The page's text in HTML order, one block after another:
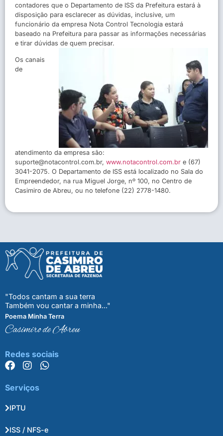
contadores que o Departamento de ISS da Prefeitura estará à
disposição para esclarecer as dúvidas, inclusive, um
funcionário da empresa Nota Control Tecnologia estará
baseado na Prefeitura para passar as informações necessárias
e tirar dúvidas de quem precisar.
Os canais
de
atendimento da empresa são:
suporte@notacontrol.com.br, www.notacontrol.com.br e (67)
3041-2075. O Departamento de ISS está localizado no Sala do
Empreendedor, na rua Miguel Jorge, nº 100, no Centro de
Casimiro de Abreu, ou no telefone (22) 2778-1480.
"Todos cantam a sua terra
Também vou cantar a minha..."
Poema Minha Terra
Casimiro de Abreu
Redes sociais
Serviços
IPTU
ISS / NFS-e